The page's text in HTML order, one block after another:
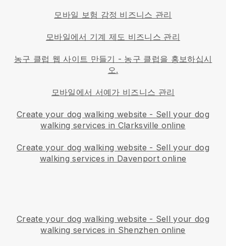
모바일 보험 감정 비즈니스 관리
모바일에서 기계 제도 비즈니스 관리
농구 클럽 웹 사이트 만들기 - 농구 클럽을 홍보하십시
오.
모바일에서 서예가 비즈니스 관리
Create your dog walking website - Sell your dog
walking services in Clarksville online
Create your dog walking website - Sell your dog
walking services in Davenport online
Create your dog walking website - Sell your dog
walking services in Shenzhen online